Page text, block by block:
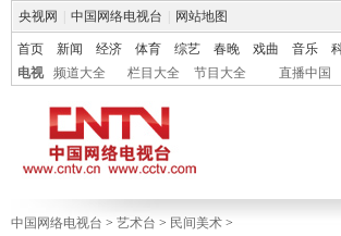
央视网 中国网络电视台 网站地图
首页 新闻 经济 体育 综艺 春晚 戏曲 音乐
电视
频道大全 栏目大全 节目大全 直播中国
中国网络电视台 > 艺术台 > 民间美术 >